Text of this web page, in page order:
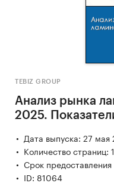
TEBIZ GROUP
Анализ рынка
2025.
Дата выпуска: 27 мая
Количество страниц:
Срок
ID: 81064